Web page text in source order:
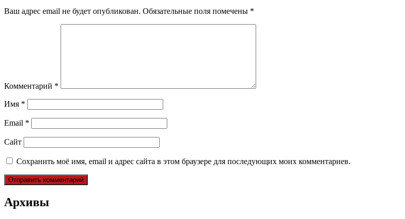
Ваш адрес email не будет опубликован. Обязательные поля помечены *
Комментарий *
Имя *
Email *
Сайт
Сохранить моё имя, email и адрес сайта в этом браузере для последующих моих комментариев.
Архивы